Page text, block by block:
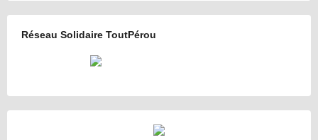
Réseau Solidaire ToutPérou